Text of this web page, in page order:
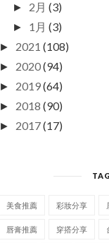
► 2月 (3)
► 1月 (3)
► 2021 (108)
► 2020(94)
► 2019(64)
► 2018 (90)
► 2017(17)
美食推薦 彩妝分享
唇膏推薦 穿搭分享